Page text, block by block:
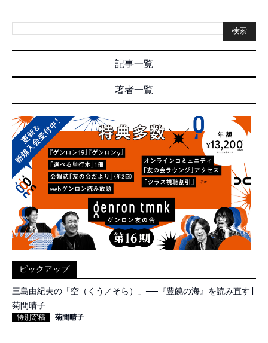
検索
記事一覧
著者一覧
ピックアップ
三島由紀夫の「空（くう／そら）」──『豊饒の海』を読み直す |
菊間晴子
特別寄稿 菊間晴子